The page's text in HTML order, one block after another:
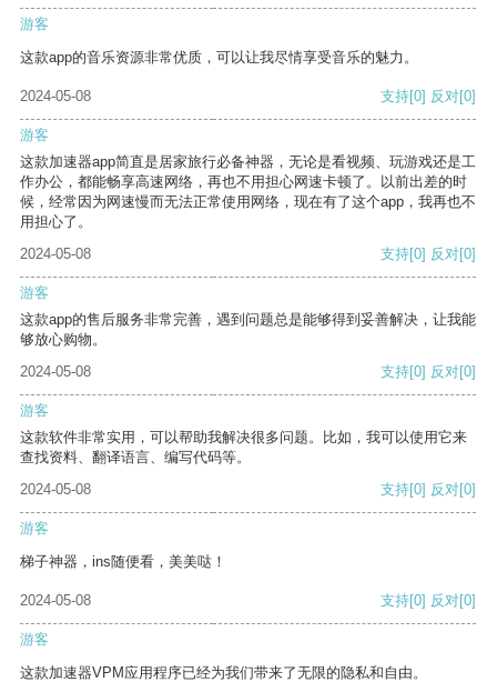
游客
这款app的音乐资源非常优质，可以让我尽情享受音乐的魅力。
2024-05-08 支持[0] 反对[0]
游客
这款加速器app简直是居家旅行必备神器，无论是看视频、玩游戏还是工
作办公，都能畅享高速网络，再也不用担心网速卡顿了。以前出差的时
候，经常因为网速慢而无法正常使用网络，现在有了这个app，我再也不
用担心了。
2024-05-08
支持[0] 反对[0]
游客
这款app的售后服务非常完善，遇到问题总是能够得到妥善解决，让我能
够放心购物。
2024-05-08
支持[0] 反对[0]
游客
这款软件非常实用，可以帮助我解决很多问题。比如，我可以使用它来
查找资料、翻译语言、编写代码等。
2024-05-08
支持[0] 反对[0]
游客
梯子神器，ins随便看，美美哒！
2024-05-08 支持[0] 反对[0]
游客
这款加速器VPM应用程序已经为我们带来了无限的隐私和自由。